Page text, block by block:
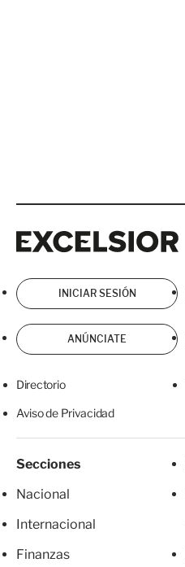
INICIAR SESIÓN
ANÚNCIATE
Directorio
Aviso de Privacidad
Secciones
Nacional
Internacional
Finanzas